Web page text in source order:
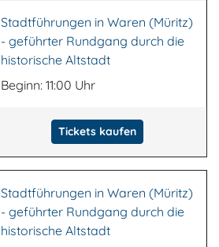
Stadtführungen in Waren (Müritz)
- geführter Rundgang durch die
historische Altstadt
Beginn: 11:00 Uhr
Tickets kaufen
Stadtführungen in Waren (Müritz)
- geführter Rundgang durch die
historische Altstadt